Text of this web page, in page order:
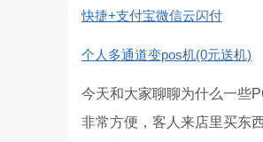
快捷+支付宝微信云闪付
个人多通道变pos机(0元送机)
今天和大家聊聊为什么一些
非常方便，客人来店里买东